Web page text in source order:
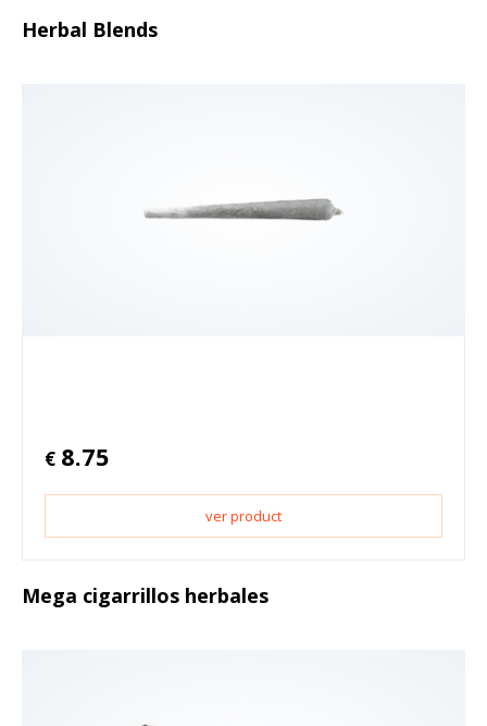
Herbal Blends
€ 8.75
ver product
Mega cigarrillos herbales